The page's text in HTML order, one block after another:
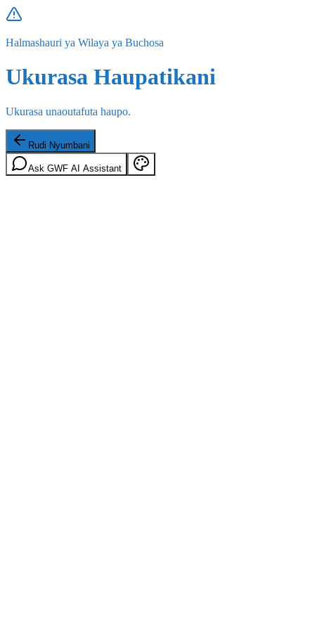
Halmashauri ya Wilaya ya Buchosa
Ukurasa Haupatikani
Ukurasa unaoutafuta haupo.
Rudi Nyumbani
Ask GWF AI Assistant